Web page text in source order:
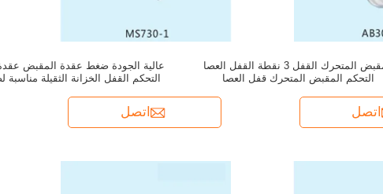
عالية الجودة ضغط عقدة المقبض
التحكم القفل الخزانة الثقيلة مناسبة
اتصل
المقبض المتحرك القفل 3 نقطة القفل العصا
التحكم المقبض المتحرك قفل العصا
اتصل